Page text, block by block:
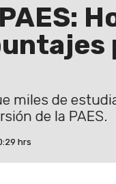
miles de
de la PAES.
hrs